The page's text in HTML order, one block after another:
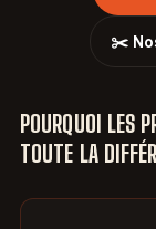
✂️
POURQUOI LES
TOUTE LA